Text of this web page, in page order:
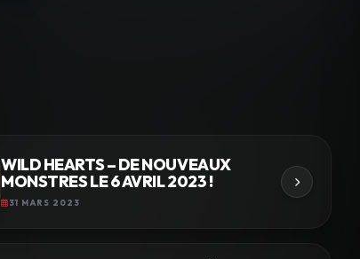
WILD HEARTS – DE NOUVEAUX
MONSTRES LE 6 AVRIL 2023 !
31 MARS 2023